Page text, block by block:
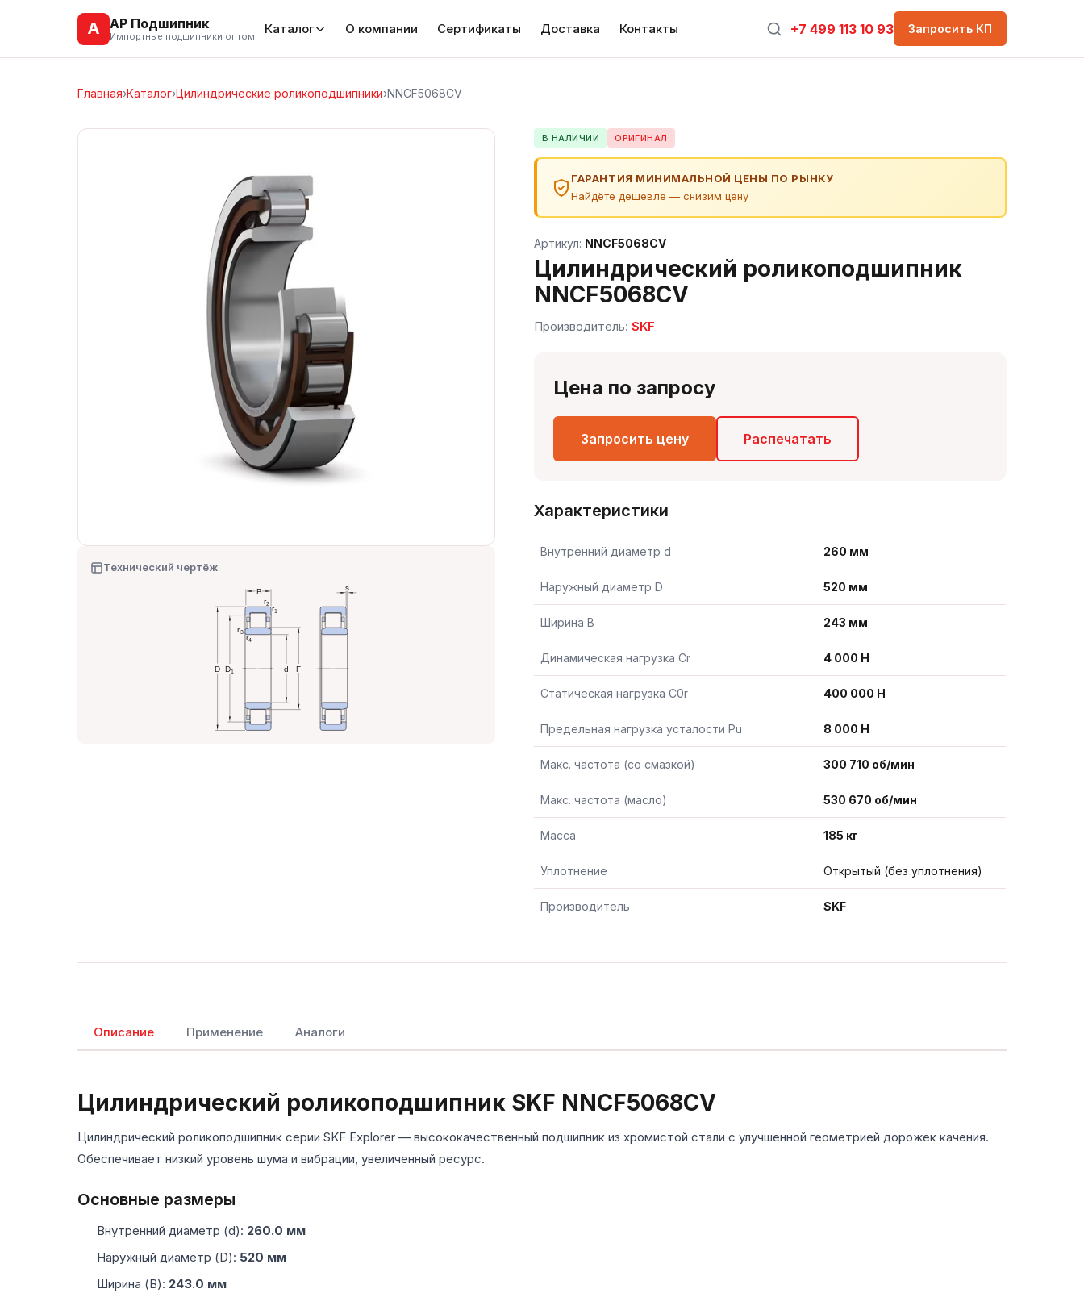
А АР Подшипник
Импортные подшипники оптом Каталог О компании Сертификаты Доставка Контакты +7 499 113 10 93 Запросить КП
Главная›Каталог›Цилиндрические роликоподшипники›NNCF5068CV
Технический чертёж
В НАЛИЧИИ ОРИГИНАЛ
ГАРАНТИЯ МИНИМАЛЬНОЙ ЦЕНЫ ПО РЫНКУ
Найдёте дешевле — снизим цену
Артикул: NNCF5068CV
Цилиндрический роликоподшипник
NNCF5068CV
Производитель:SKF
Цена по запросу
Запросить цену Распечатать
Характеристики
Внутренний диаметр d 260 мм
Наружный диаметр D 520 мм
Ширина B 243 мм
Динамическая нагрузка Cr 4 000 Н
Статическая нагрузка C0r 400 000 Н
Предельная нагрузка усталости Pu 8 000 Н
Макс. частота (со смазкой) 300 710 об/мин
Макс. частота (масло) 530 670 об/мин
Масса 185 кг
Уплотнение Открытый (без уплотнения)
Производитель SKF
Описание Применение Аналоги
Цилиндрический роликоподшипник SKF NNCF5068CV
Цилиндрический роликоподшипник серии SKF Explorer — высококачественный подшипник из хромистой стали с улучшенной геометрией дорожек качения.
Обеспечивает низкий уровень шума и вибрации, увеличенный ресурс.
Основные размеры
Внутренний диаметр (d): 260.0 мм
Наружный диаметр (D): 520 мм
Ширина (B): 243.0 мм